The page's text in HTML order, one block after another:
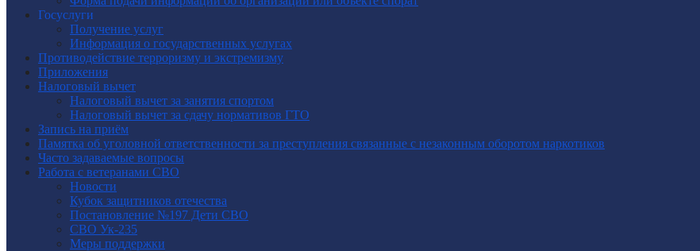
Госуслуги
Получение услуг
Информация о государственных услугах
Противодействие терроризму и экстремизму
Приложения
Налоговый вычет
Налоговый вычет за занятия спортом
Налоговый вычет за сдачу нормативов ГТО
Запись на приём
Памятка об уголовной ответственности за преступления связанные с незаконным оборотом наркотиков
Часто задаваемые вопросы
Работа с ветеранами СВО
Новости
Кубок защитников отечества
Постановление №197 Дети СВО
СВО Ук-235
Меры поддержки